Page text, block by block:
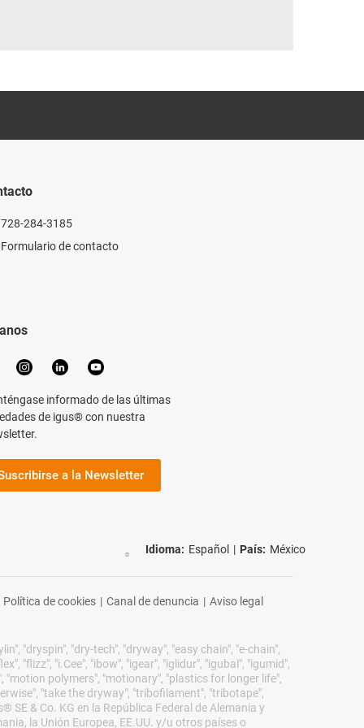
728-284-3185
Formulario de contacto
informado de las últimas
de igus® con nuestra
a la Newsletter
Idioma: Español | País: México
Política de cookies | Canal de denuncia | Aviso legal
"dryspin", "dry-tech", "dryway", "easy chain", "e-chain",
"flizz", "i.Cee", "ibow", "igear", "iglidur", "igubal", "igumid",
"motion polymers", "motionary", "plastics for longer life",
"take the dryway", "tribofilament", "tribotape",
& Co. KG en la República Federal de Alemania y
la Unión Europea, EE.UU. y/u otros países o